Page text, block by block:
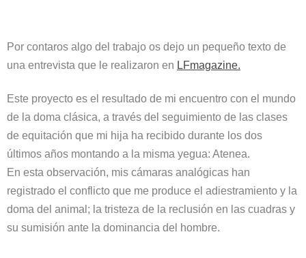
Por contaros algo del trabajo os dejo un pequeño texto de
una entrevista que le realizaron en LFmagazine.
Este proyecto es el resultado de mi encuentro con el mundo
de la doma clásica, a través del seguimiento de las clases
de equitación que mi hija ha recibido durante los dos
últimos años montando a la misma yegua: Atenea.
En esta observación, mis cámaras analógicas han
registrado el conflicto que me produce el adiestramiento y la
doma del animal; la tristeza de la reclusión en las cuadras y
su sumisión ante la dominancia del hombre.